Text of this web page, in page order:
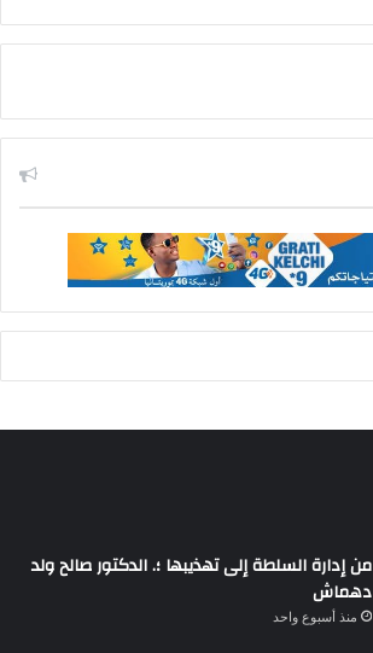
من إدارة السلطة إلى تهذيبها ؛. الدكتور صالح ولد
دهماش
منذ أسبوع واحد